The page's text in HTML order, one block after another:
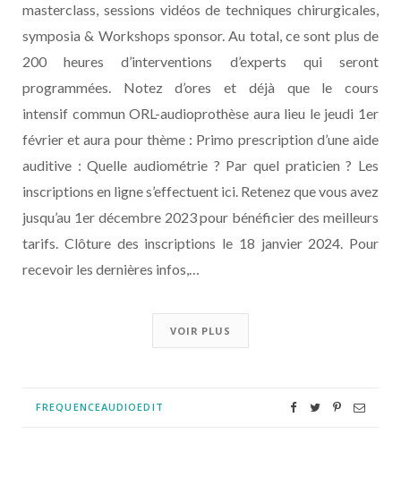
masterclass, sessions vidéos de techniques chirurgicales,
symposia & Workshops sponsor. Au total, ce sont plus de
200 heures d’interventions d’experts qui seront
programmées. Notez d’ores et déjà que le cours
intensif commun ORL-audioprothèse aura lieu le jeudi 1er
février et aura pour thème : Primo prescription d’une aide
auditive : Quelle audiométrie ? Par quel praticien ? Les
inscriptions en ligne s’effectuent ici. Retenez que vous avez
jusqu’au 1er décembre 2023 pour bénéficier des meilleurs
tarifs. Clôture des inscriptions le 18 janvier 2024. Pour
recevoir les dernières infos,…
VOIR PLUS
FREQUENCEAUDIOEDIT